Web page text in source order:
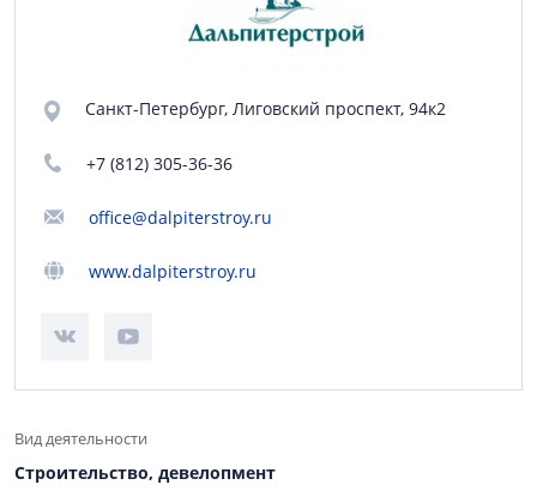
Санкт-Петербург, Лиговский проспект, 94к2
+7 (812) 305-36-36
office@dalpiterstroy.ru
www.dalpiterstroy.ru
Вид деятельности
Строительство, девелопмент